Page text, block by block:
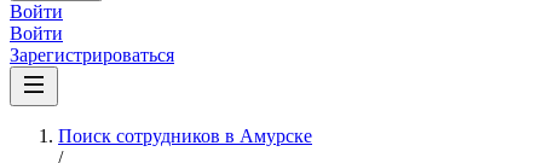
Войти
Войти
Зарегистрироваться
Поиск сотрудников в Амурске
/